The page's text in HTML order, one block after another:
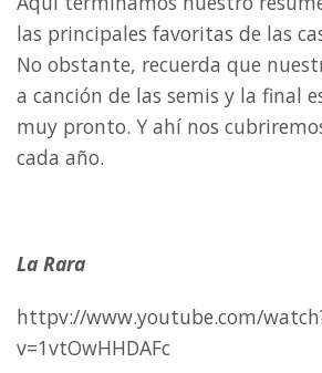
las principales favoritas de las
No obstante, recuerda que
a canción de las semis y la final
muy pronto. Y ahí nos
cada año.
La Rara
httpv://www.youtube.com/
v=1vtOwHHDAFc